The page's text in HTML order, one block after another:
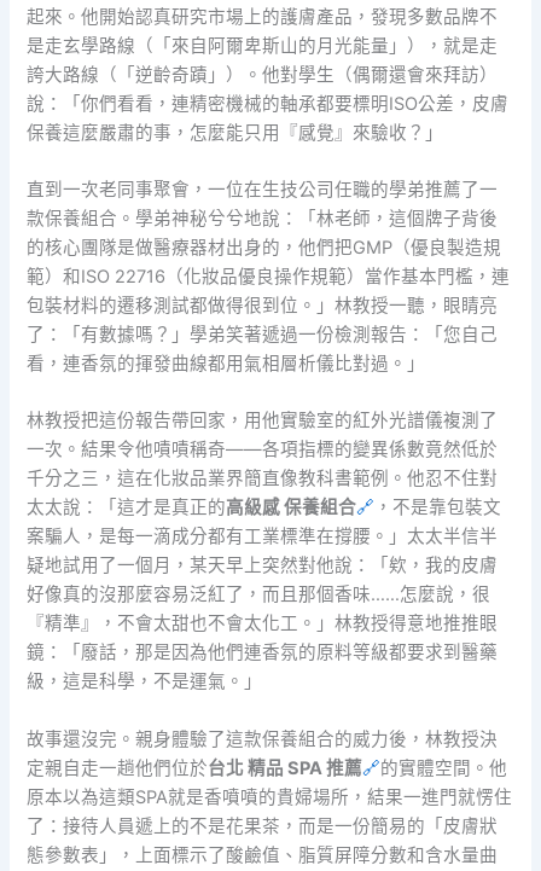
起來。他開始認真研究市場上的護膚產品，發現多數品牌不
是走玄學路線（「來自阿爾卑斯山的月光能量」），就是走
誇大路線（「逆齡奇蹟」）。他對學生（偶爾還會來拜訪）
說：「你們看看，連精密機械的軸承都要標明ISO公差，皮膚
保養這麼嚴肅的事，怎麼能只用『感覺』來驗收？」
直到一次老同事聚會，一位在生技公司任職的學弟推薦了一
款保養組合。學弟神秘兮兮地說：「林老師，這個牌子背後
的核心團隊是做醫療器材出身的，他們把GMP（優良製造規
範）和ISO 22716（化妝品優良操作規範）當作基本門檻，連
包裝材料的遷移測試都做得很到位。」林教授一聽，眼睛亮
了：「有數據嗎？」學弟笑著遞過一份檢測報告：「您自己
看，連香氛的揮發曲線都用氣相層析儀比對過。」
林教授把這份報告帶回家，用他實驗室的紅外光譜儀複測了
一次。結果令他嘖嘖稱奇——各項指標的變異係數竟然低於
千分之三，這在化妝品業界簡直像教科書範例。他忍不住對
太太說：「這才是真正的高級感 保養組合🔗 ，不是靠包裝文
案騙人，是每一滴成分都有工業標準在撐腰。」太太半信半
疑地試用了一個月，某天早上突然對他說：「欸，我的皮膚
好像真的沒那麼容易泛紅了，而且那個香味……怎麼說，很
『精準』，不會太甜也不會太化工。」林教授得意地推推眼
鏡：「廢話，那是因為他們連香氛的原料等級都要求到醫藥
級，這是科學，不是運氣。」
故事還沒完。親身體驗了這款保養組合的威力後，林教授決
定親自走一趟他們位於台北 精品 SPA 推薦🔗的實體空間。他
原本以為這類SPA就是香噴噴的貴婦場所，結果一進門就愣住
了：接待人員遞上的不是花果茶，而是一份簡易的「皮膚狀
態參數表」，上面標示了酸鹼值、脂質屏障分數和含水量曲